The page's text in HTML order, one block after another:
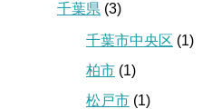
千葉県 (3)
千葉市中央区 (1)
柏市 (1)
松戸市 (1)